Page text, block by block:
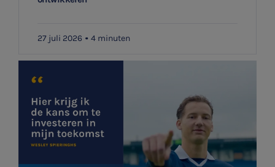
Audit
27 juli 2026 4 minuten